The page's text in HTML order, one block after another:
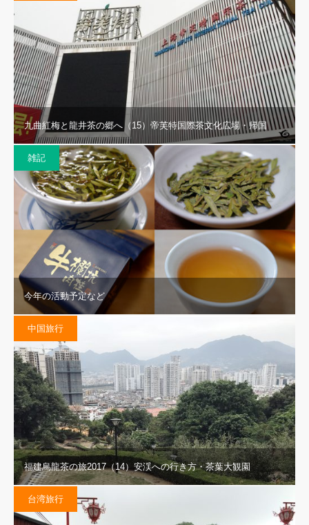
九曲紅梅と龍井茶の郷へ（15）帝芙特国際茶文化広場・帰国
雑記
今年の活動予定など
中国旅行
福建烏龍茶の旅2017（14）安渓への行き方・茶葉大観園
台湾旅行